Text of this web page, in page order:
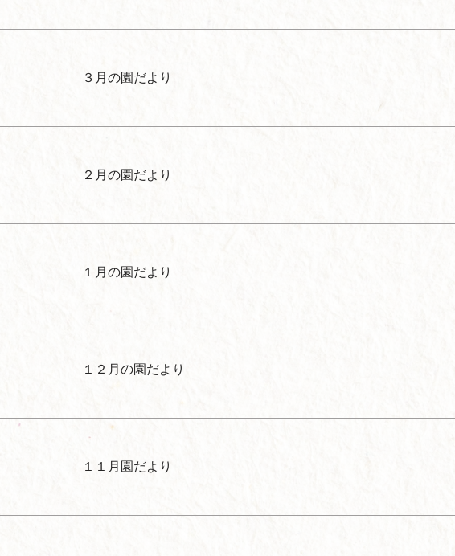
３月の園だより
２月の園だより
１月の園だより
１２月の園だより
１１月園だより